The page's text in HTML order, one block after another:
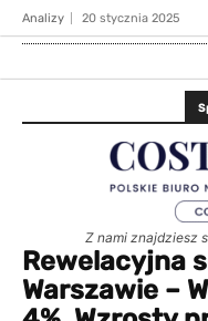
Analizy 20 stycznia 2025